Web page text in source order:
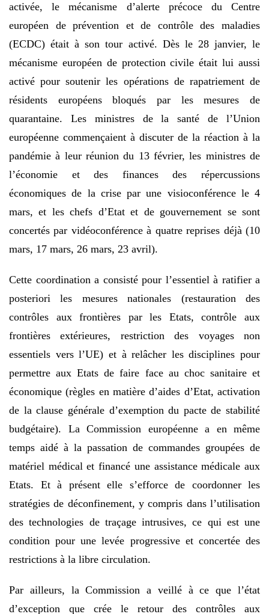
activée, le mécanisme d’alerte précoce du Centre
européen de prévention et de contrôle des maladies
(ECDC) était à son tour activé. Dès le 28 janvier, le
mécanisme européen de protection civile était lui aussi
activé pour soutenir les opérations de rapatriement de
résidents européens bloqués par les mesures de
quarantaine. Les ministres de la santé de l’Union
européenne commençaient à discuter de la réaction à la
pandémie à leur réunion du 13 février, les ministres de
l’économie et des finances des répercussions
économiques de la crise par une visioconférence le 4
mars, et les chefs d’Etat et de gouvernement se sont
concertés par vidéoconférence à quatre reprises déjà (10
mars, 17 mars, 26 mars, 23 avril).
Cette coordination a consisté pour l’essentiel à ratifier a
posteriori les mesures nationales (restauration des
contrôles aux frontières par les Etats, contrôle aux
frontières extérieures, restriction des voyages non
essentiels vers l’UE) et à relâcher les disciplines pour
permettre aux Etats de faire face au choc sanitaire et
économique (règles en matière d’aides d’Etat, activation
de la clause générale d’exemption du pacte de stabilité
budgétaire). La Commission européenne a en même
temps aidé à la passation de commandes groupées de
matériel médical et financé une assistance médicale aux
Etats. Et à présent elle s’efforce de coordonner les
stratégies de déconfinement, y compris dans l’utilisation
des technologies de traçage intrusives, ce qui est une
condition pour une levée progressive et concertée des
restrictions à la libre circulation.
Par ailleurs, la Commission a veillé à ce que l’état
d’exception que crée le retour des contrôles aux